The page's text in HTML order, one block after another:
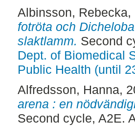
Albinsson, Rebecka,
fotröta och
slaktlamm. Second
Dept. of Biomedical
Public Health (until
Alfredsson, Hanna,
arena : en
Second cycle, A2E.